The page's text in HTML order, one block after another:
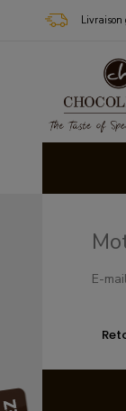
Livraison
E-